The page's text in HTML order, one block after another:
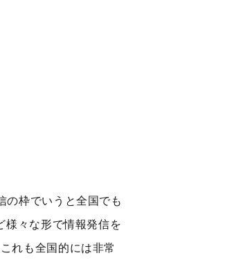
の枠でいうと全国でも
様々な形で情報発信を
れも全国的には非常